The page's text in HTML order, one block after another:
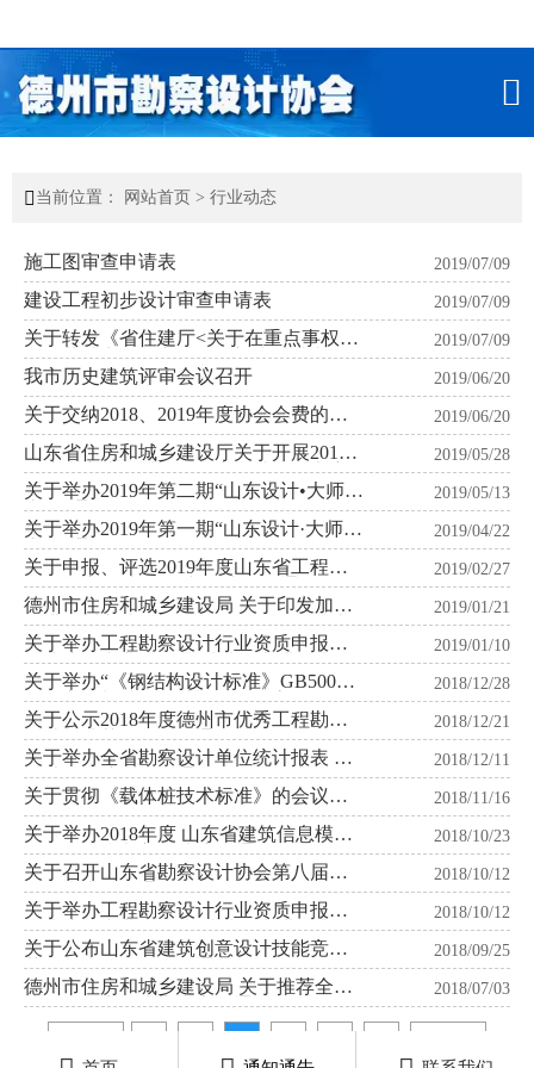

 当前位置： 网站首页 > 行业动态
施工图审查申请表 2019/07/09
建设工程初步设计审查申请表 2019/07/09
关于转发《省住建厅<关于在重点事权综
合改革试点县（市）开展初步设计文件
审查直报直管工作的通知>》的通知
2019/07/09
我市历史建筑评审会议召开 2019/06/20
关于交纳2018、2019年度协会会费的通
知
2019/06/20
山东省住房和城乡建设厅关于开展2019
年度山东省优秀工程勘察设计成果竞赛
的通知
2019/05/28
关于举办2019年第二期“山东设计•大师讲
堂”的通知
2019/05/13
关于举办2019年第一期“山东设计·大师讲
堂”的通知
2019/04/22
关于申报、评选2019年度山东省工程建
设（勘察设计）优秀QC小组的通知
2019/02/27
德州市住房和城乡建设局 关于印发加快
推进德州市建筑信息模型（BIM） 技术
应用指导意见的通知
2019/01/21
关于举办工程勘察设计行业资质申报所
需非注册专业 一年制结业证书进修班的
通知
2019/01/10
关于举办“《钢结构设计标准》GB50017-
2017宣贯与结构设计疑难问题高级解析
培训班”通知
2018/12/28
关于公示2018年度德州市优秀工程勘察
设计评选获奖名单的通知
2018/12/21
关于举办全省勘察设计单位统计报表 与
会计人员培训班的通知
2018/12/11
关于贯彻《载体桩技术标准》的会议通
知
2018/11/16
关于举办2018年度 山东省建筑信息模型
（BIM）技术应用 大赛的通知
2018/10/23
关于召开山东省勘察设计协会第八届会
员代表大会的通知
2018/10/12
关于举办工程勘察设计行业资质申报所
需非注册专业 一年制结业证书进修班的
通知
2018/10/12
关于公布山东省建筑创意设计技能竞赛
获奖代表队和个人的通报
2018/09/25
德州市住房和城乡建设局 关于推荐全市
建筑施工安全生产专家的通知
2018/07/03